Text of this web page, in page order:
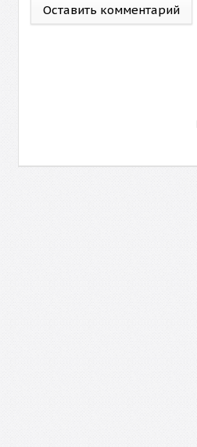
Оставить комментарий